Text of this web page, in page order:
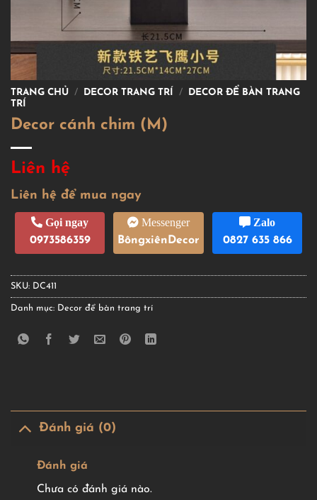
TRANG CHỦ / DECOR TRANG TRÍ /
DECOR ĐỂ BÀN TRANG
TRÍ
Decor cánh chim (M)
Liên hệ
Liên hệ để mua ngay
Gọi ngay
0973586359
Messenger
BôngxiênDecor
Zalo
0827 635 866
SKU: DC411
Danh mục: Decor để bàn trang trí
Đánh giá (0)
Đánh giá
Chưa có đánh giá nào.